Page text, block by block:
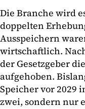
Die Branche wird
doppelten
Ausspeichern
wirtschaftlich.
der Gesetzgeber
aufgehoben.
Speicher vor 2029
zwei, sondern nur